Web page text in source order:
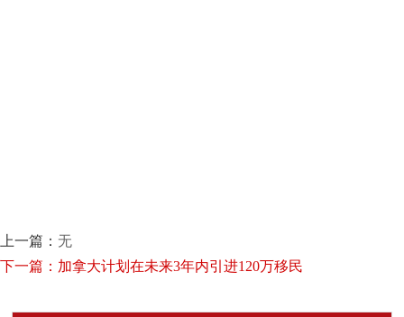
上一篇： 无
下一篇：加拿大计划在未来3年内引进120万移民